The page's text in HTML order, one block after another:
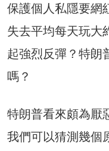
保護個人私隱要網
失去平均每天玩大
起強烈反彈？特朗
嗎？
特朗普看來頗為厭
我們可以猜測幾個